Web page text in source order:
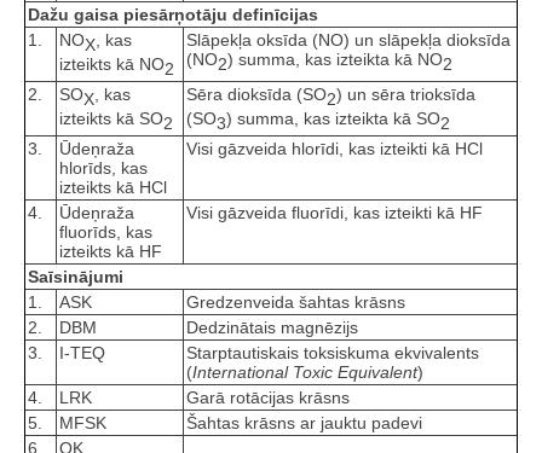
Dažu gaisa piesārņotāju definīcijas
1.
NOX, kas
izteikts kā NO2
Slāpekļa oksīda (NO) un slāpekļa dioksīda
(NO2) summa, kas izteikta kā NO2
2.
SOX, kas
izteikts kā SO2
Sēra dioksīda (SO2) un sēra trioksīda
(SO3) summa, kas izteikta kā SO2
3.
Ūdeņraža
hlorīds, kas
izteikts kā HCl
Visi gāzveida hlorīdi, kas izteikti kā HCl
4.
Ūdeņraža
fluorīds, kas
izteikts kā HF
Visi gāzveida fluorīdi, kas izteikti kā HF
Saīsinājumi
1.
ASK
Gredzenveida šahtas krāsns
2.
DBM
Dedzinātais magnēzijs
3.
I-TEQ
Starptautiskais toksiskuma ekvivalents
(International Toxic Equivalent)
4.
LRK
Garā rotācijas krāsns
5.
MFSK
Šahtas krāsns ar jauktu padevi
6.
OK